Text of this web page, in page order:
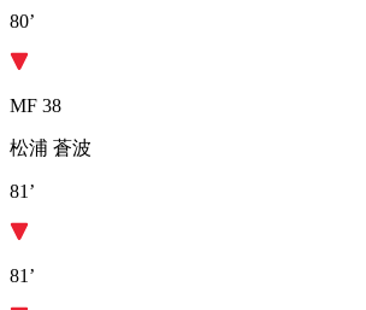
80’
MF 38
松浦 蒼波
81’
81’